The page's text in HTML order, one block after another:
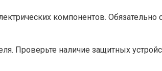
компонентов.
Проверьте наличие защитных